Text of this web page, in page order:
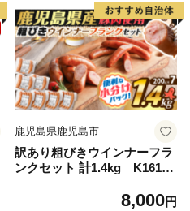
鹿児島県鹿児島市
訳あり粗びきウインナーフラ
ンクセット 計1.4kg K161-0
8,000円